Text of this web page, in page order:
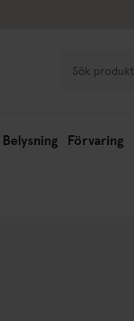
Belysning Förvaring